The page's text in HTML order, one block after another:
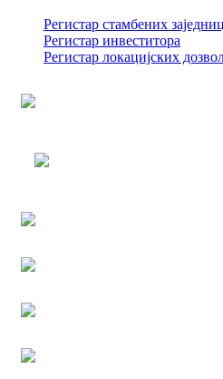
Регистар стамбених
Регистар инвеститора
Регистар локацијских